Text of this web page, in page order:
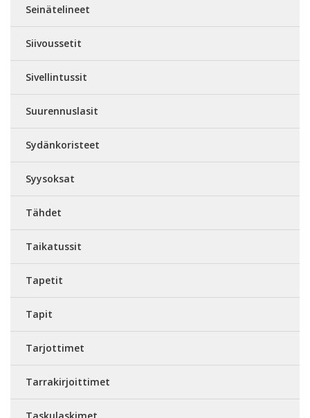
Seinätelineet
Siivoussetit
Sivellintussit
Suurennuslasit
Sydänkoristeet
Syysoksat
Tähdet
Taikatussit
Tapetit
Tapit
Tarjottimet
Tarrakirjoittimet